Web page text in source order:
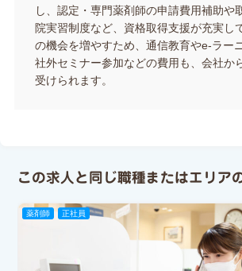
し、認定・専門薬剤師の申請費用補助や
院実習制度など、資格取得支援が充実し
の機会を増やすため、通信教育やe-ラー
社外セミナー参加などの費用も、会社か
受けられます。
この求人と同じ職種またはエリア
薬剤師 正社員